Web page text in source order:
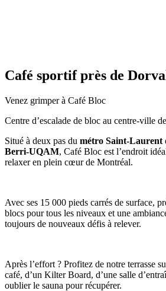
Café sportif près de
Venez grimper à Café Bloc
Centre d’escalade de bloc au centre-ville
Situé à deux pas du métro Saint-Laurent
Berri-UQAM, Café Bloc est l’endroit
relaxer en plein cœur de Montréal.
Avec ses 15 000 pieds carrés de surface,
blocs pour tous les niveaux et une
toujours de nouveaux défis à relever.
Après l’effort ? Profitez de notre terrasse
café, d’un Kilter Board, d’une salle
oublier le sauna pour récupérer.